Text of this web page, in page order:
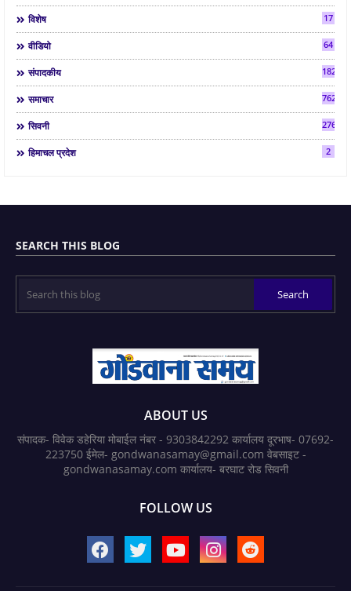
विशेष 17
वीडियो 64
संपादकीय 182
समाचार 7624
सिवनी 2763
हिमाचल प्रदेश 2
SEARCH THIS BLOG
ABOUT US
संपादक- विवेक डहेरिया मोबाईल नंबर - 9303842292 कार्यालय दूरभाष- 07692-
223750 ईमेल- gondwanasamay@gmail.com वेबसाइट -
gondwanasamay.com कार्यालय- बरघाट रोड सिवनी
FOLLOW US